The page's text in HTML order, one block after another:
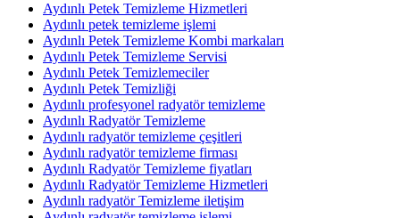
Aydınlı Petek Temizleme Hizmetleri
Aydınlı petek temizleme işlemi
Aydınlı Petek Temizleme Kombi markaları
Aydınlı Petek Temizleme Servisi
Aydınlı Petek Temizlemeciler
Aydınlı Petek Temizliği
Aydınlı profesyonel radyatör temizleme
Aydınlı Radyatör Temizleme
Aydınlı radyatör temizleme çeşitleri
Aydınlı radyatör temizleme firması
Aydınlı Radyatör Temizleme fiyatları
Aydınlı Radyatör Temizleme Hizmetleri
Aydınlı radyatör Temizleme iletişim